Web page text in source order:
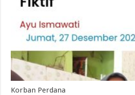
Korban Perdana